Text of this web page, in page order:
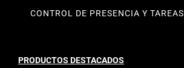
CONTROL DE PRESENCIA Y TAREAS
PRODUCTOS DESTACADOS